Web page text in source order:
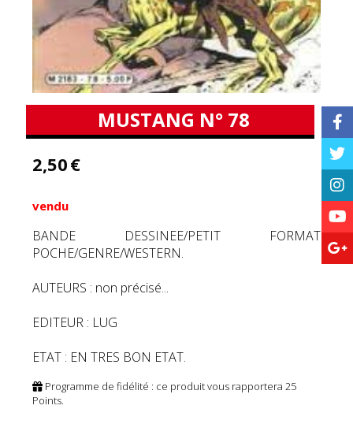
MUSTANG N° 78
2,50€
vendu
BANDE DESSINEE/PETIT FORMAT
POCHE/GENRE/WESTERN.
AUTEURS : non précisé...
EDITEUR : LUG
ETAT : EN TRES BON ETAT.
Programme de fidélité : ce produit vous rapportera25
Points.